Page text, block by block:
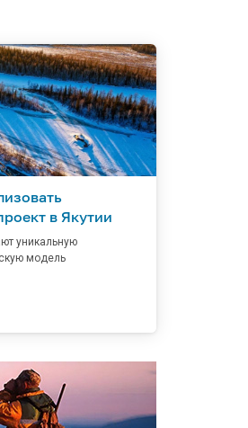
в Якутии
уникальную
модель